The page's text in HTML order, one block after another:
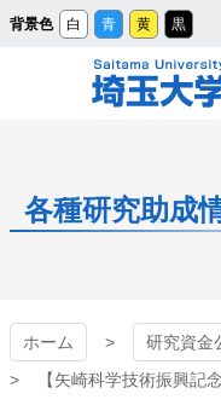
メ
イ
背景色 白 青 黄 黒
各種研究助成
ホーム 研究資金
【矢崎科学技術振興